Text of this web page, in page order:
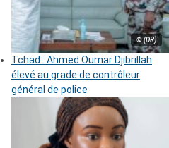
© (DR)
Tchad : Ahmed Oumar Djibrillah
élevé au grade de contrôleur
général de police